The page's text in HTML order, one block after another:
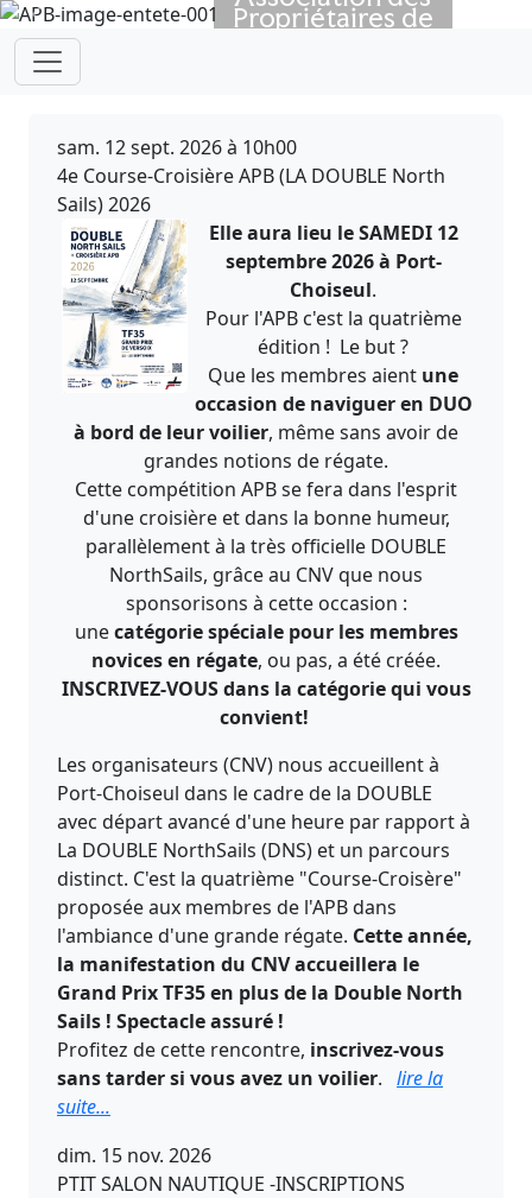
Propriétaires de
Bateaux
Previous
sam. 12 sept. 2026 à 10h00
4e Course-Croisière APB (LA DOUBLE North
Sails) 2026
Elle aura lieu le SAMEDI 12
septembre 2026 à Port-
Choiseul.
Pour l'APB c'est la quatrième
édition ! Le but ?
Que les membres aient une
occasion de naviguer en DUO
à bord de leur voilier, même sans avoir de
grandes notions de régate.
Cette compétition APB se fera dans l'esprit
d'une croisière et dans la bonne humeur,
parallèlement à la très officielle DOUBLE
NorthSails, grâce au CNV que nous
sponsorisons à cette occasion :
unecatégorie spéciale pour les membres
novices en régate, ou pas, a été créée.
INSCRIVEZ-VOUS dans la catégorie qui vous
convient!
Les organisateurs (CNV) nous accueillent à
Port-Choiseul dans le cadre de la DOUBLE
avec départ avancé d'une heure par rapport à
La DOUBLE NorthSails (DNS) et un parcours
distinct. C'est la quatrième "Course-Croisère"
proposée aux membres de l'APB dans
l'ambiance d'une grande régate. Cette année,
la manifestation du CNV accueillera le
Grand Prix TF35 en plus de la Double North
Sails ! Spectacle assuré !
Profitez de cette rencontre, inscrivez-vous
sans tarder si vous avez un voilier. lire la
suite...
dim. 15 nov. 2026
PTIT SALON NAUTIQUE -INSCRIPTIONS